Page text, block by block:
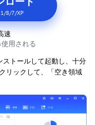
8/7/XP
速
用される
ストールして起動し、十分
リックして、「空き領域